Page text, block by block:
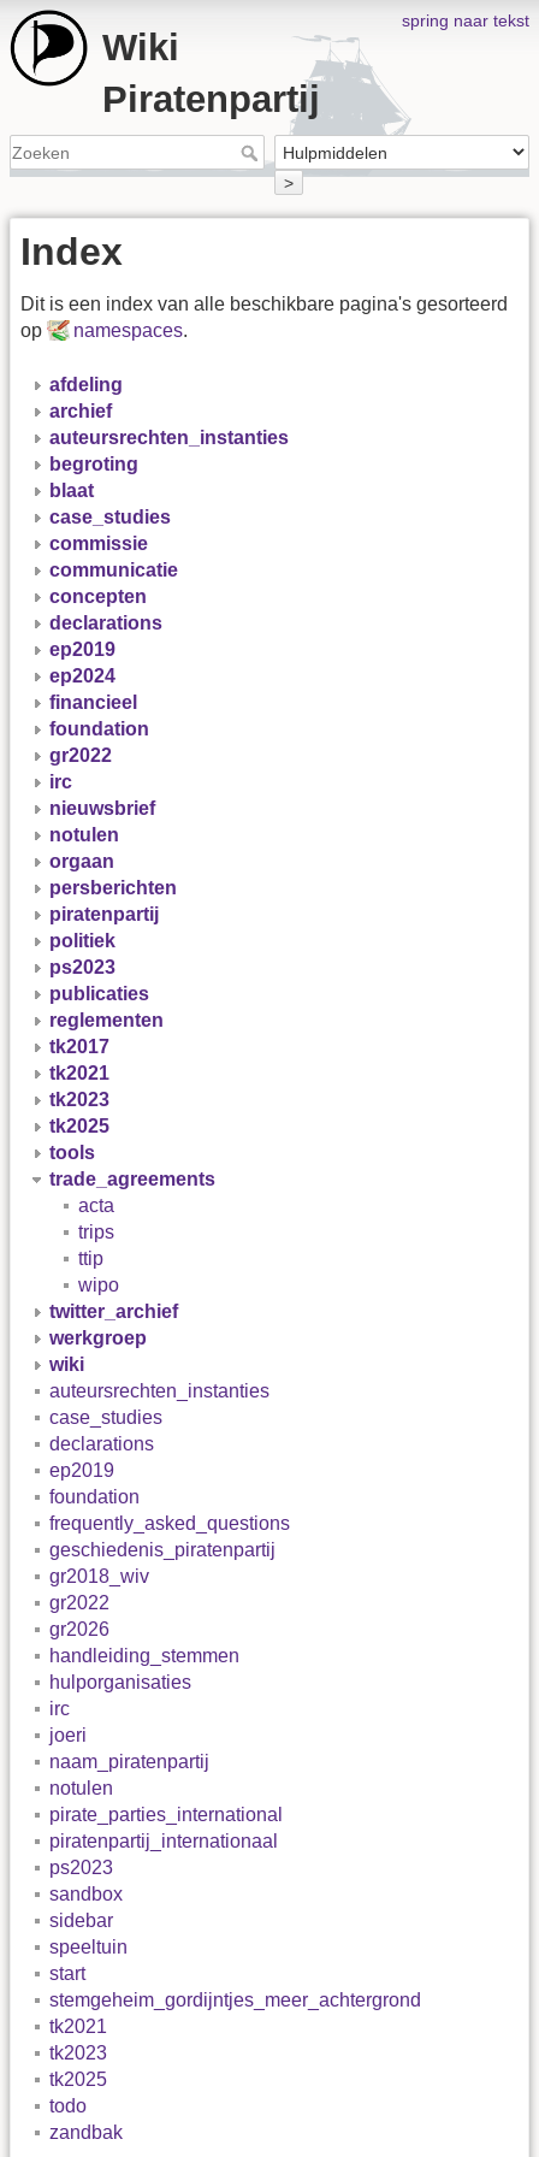
spring naar tekst
Wiki
Piratenpartij
>
Index
Dit is een index van alle beschikbare pagina's gesorteerd
op
namespaces.
afdeling
archief
auteursrechten_instanties
begroting
blaat
case_studies
commissie
communicatie
concepten
declarations
ep2019
ep2024
financieel
foundation
gr2022
irc
nieuwsbrief
notulen
orgaan
persberichten
piratenpartij
politiek
ps2023
publicaties
reglementen
tk2017
tk2021
tk2023
tk2025
tools
trade_agreements
acta
trips
ttip
wipo
twitter_archief
werkgroep
wiki
auteursrechten_instanties
case_studies
declarations
ep2019
foundation
frequently_asked_questions
geschiedenis_piratenpartij
gr2018_wiv
gr2022
gr2026
handleiding_stemmen
hulporganisaties
irc
joeri
naam_piratenpartij
notulen
pirate_parties_international
piratenpartij_internationaal
ps2023
sandbox
sidebar
speeltuin
start
stemgeheim_gordijntjes_meer_achtergrond
tk2021
tk2023
tk2025
todo
zandbak